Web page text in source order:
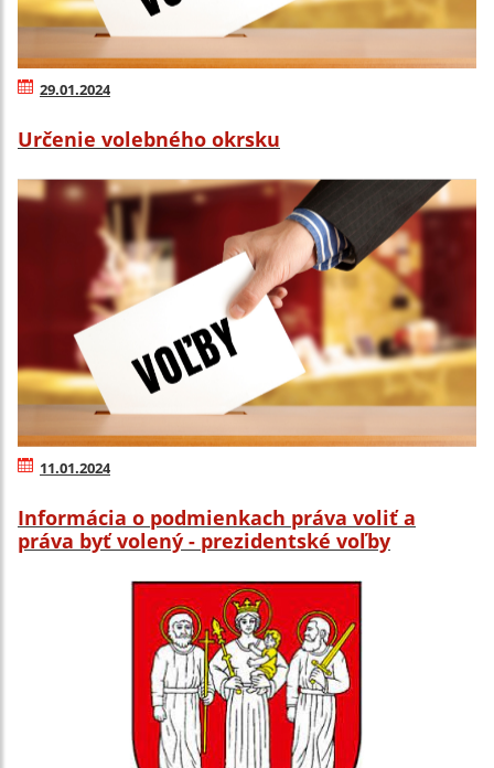
29.01.2024
Určenie volebného okrsku
11.01.2024
Informácia o podmienkach práva voliť a
práva byť volený - prezidentské voľby